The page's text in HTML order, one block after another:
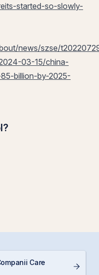
started-so-slowly-
news/szse/
03-15/china-
billion-by-2025-
Care